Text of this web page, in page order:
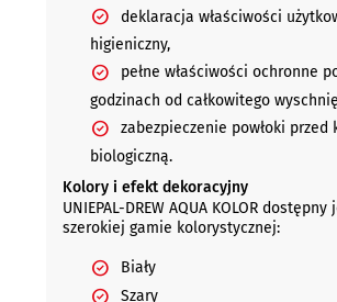
deklaracja właściwości
higieniczny,
pełne właściwości ochronne
godzinach od całkowitego
zabezpieczenie powłoki przed
biologiczną.
Kolory i efekt dekoracyjny
UNIEPAL-DREW AQUA KOLOR dostępny
szerokiej gamie kolorystycznej:
Biały
Szary